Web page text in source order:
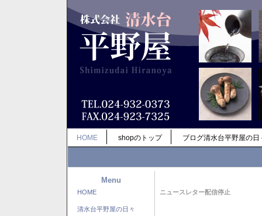
HOME shopのトップ ブログ清水台平野屋の日
Menu
HOME
清水台平野屋の日々
ニュースレター配信停止